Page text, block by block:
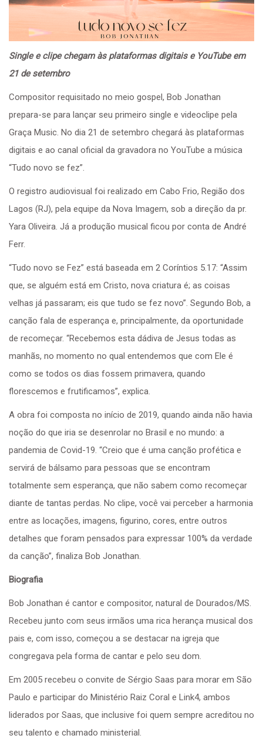
Single e clipe chegam às plataformas digitais e YouTube em
21 de setembro
Compositor requisitado no meio gospel, Bob Jonathan
prepara-se para lançar seu primeiro single e videoclipe pela
Graça Music. No dia 21 de setembro chegará às plataformas
digitais e ao canal oficial da gravadora no YouTube a música
“Tudo novo se fez”.
O registro audiovisual foi realizado em Cabo Frio, Região dos
Lagos (RJ), pela equipe da Nova Imagem, sob a direção da pr.
Yara Oliveira. Já a produção musical ficou por conta de André
Ferr.
“Tudo novo se Fez” está baseada em 2 Coríntios 5.17: “Assim
que, se alguém está em Cristo, nova criatura é; as coisas
velhas já passaram; eis que tudo se fez novo”. Segundo Bob, a
canção fala de esperança e, principalmente, da oportunidade
de recomeçar. “Recebemos esta dádiva de Jesus todas as
manhãs, no momento no qual entendemos que com Ele é
como se todos os dias fossem primavera, quando
florescemos e frutificamos”, explica.
A obra foi composta no início de 2019, quando ainda não havia
noção do que iria se desenrolar no Brasil e no mundo: a
pandemia de Covid-19. “Creio que é uma canção profética e
servirá de bálsamo para pessoas que se encontram
totalmente sem esperança, que não sabem como recomeçar
diante de tantas perdas. No clipe, você vai perceber a harmonia
entre as locações, imagens, figurino, cores, entre outros
detalhes que foram pensados para expressar 100% da verdade
da canção”, finaliza Bob Jonathan.
Biografia
Bob Jonathan é cantor e compositor, natural de Dourados/MS.
Recebeu junto com seus irmãos uma rica herança musical dos
pais e, com isso, começou a se destacar na igreja que
congregava pela forma de cantar e pelo seu dom.
Em 2005 recebeu o convite de Sérgio Saas para morar em São
Paulo e participar do Ministério Raiz Coral e Link4, ambos
liderados por Saas, que inclusive foi quem sempre acreditou no
seu talento e chamado ministerial.